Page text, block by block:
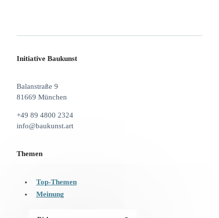
Initiative Baukunst
Balanstraße 9
81669 München
+49 89 4800 2324
info@baukunst.art
Themen
Top-Themen
Meinung